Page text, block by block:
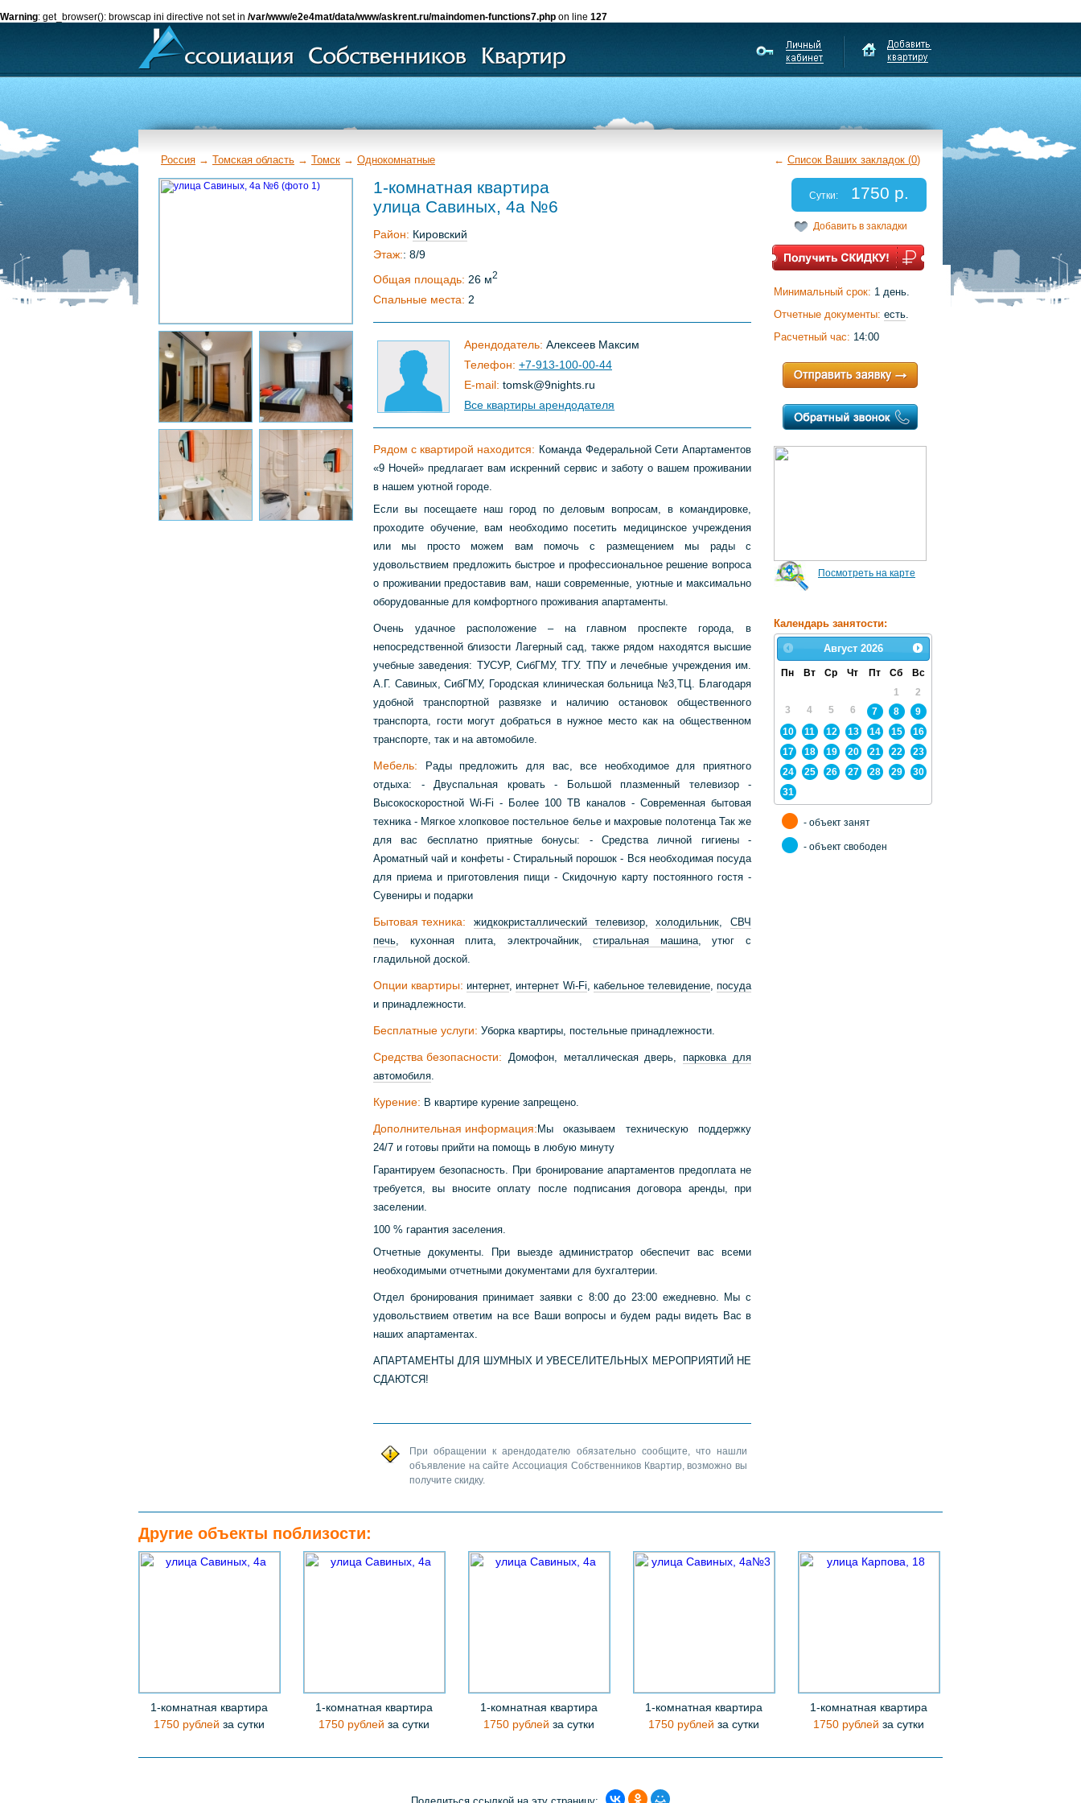
Warning: get_browser(): browscap ini directive not set in /var/www/e2e4mat/data/www/askrent.ru/maindomen-functions7.php on line 127
Россия → Томская область → Томск → Однокомнатные ← Список Ваших закладок (0)
1-комнатная квартира
улица Савиных, 4а №6
Район: Кировский
Этаж:: 8/9
Общая площадь: 26 м2
Спальные места: 2
Арендодатель: Алексеев Максим
Телефон: +7-913-100-00-44
E-mail: tomsk@9nights ru
Все квартиры арендодателя
Рядом с квартирой находится: Команда Федеральной Сети Апартаментов
«9 Ночей» предлагает вам искренний сервис и заботу о вашем проживании
в нашем уютной городе.
Если вы посещаете наш город по деловым вопросам, в командировке,
проходите обучение, вам необходимо посетить медицинское учреждения
или мы просто можем вам помочь с размещением мы рады с
удовольствием предложить быстрое и профессиональное решение вопроса
о проживании предоставив вам, наши современные, уютные и максимально
оборудованные для комфортного проживания апартаменты.
Очень удачное расположение – на главном проспекте города, в
непосредственной близости Лагерный сад, также рядом находятся высшие
учебные заведения: ТУСУР, СибГМУ, ТГУ. ТПУ и лечебные учреждения им.
А.Г. Савиных, СибГМУ, Городская клиническая больница №3,ТЦ. Благодаря
удобной транспортной развязке и наличию остановок общественного
транспорта, гости могут добраться в нужное место как на общественном
транспорте, так и на автомобиле.
Мебель: Рады предложить для вас, все необходимое для приятного
отдыха: - Двуспальная кровать - Большой плазменный телевизор -
Высокоскоростной Wi-Fi - Более 100 ТВ каналов - Современная бытовая
техника - Мягкое хлопковое постельное белье и махровые полотенца Так же
для вас бесплатно приятные бонусы: - Средства личной гигиены -
Ароматный чай и конфеты - Стиральный порошок - Вся необходимая посуда
для приема и приготовления пищи - Скидочную карту постоянного гостя -
Сувениры и подарки
Бытовая техника: жидкокристаллический телевизор,холодильник
СВЧ
печь , кухонная плита, электрочайник,стиральная машина, утюг с
гладильной доской.
Опции квартиры: интернет,интернет Wi-Fi кабельное телевидение,посуда
и принадлежности.
Бесплатные услуги: Уборка квартиры, постельные принадлежности.
Средства безопасности: Домофон, металлическая дверь,парковка для
автомобиля
Курение: В квартире курение запрещено.
Дополнительная информация:Мы оказываем техническую поддержку
24/7 и готовы прийти на помощь в любую минуту
Гарантируем безопасность. При бронирование апартаментов предоплата не
требуется, вы вносите оплату после подписания договора аренды, при
заселении.
100 % гарантия заселения.
Отчетные документы. При выезде администратор обеспечит вас всеми
необходимыми отчетными документами для бухгалтерии.
Отдел бронирования принимает заявки с 8:00 до 23:00 ежедневно. Мы с
удовольствием ответим на все Ваши вопросы и будем рады видеть Вас в
наших апартаментах.
АПАРТАМЕНТЫ ДЛЯ ШУМНЫХ И УВЕСЕЛИТЕЛЬНЫХ МЕРОПРИЯТИЙ НЕ
СДАЮТСЯ!
При обращении к арендодателю обязательно сообщите, что нашли
объявление на сайте Ассоциация Собственников Квартир, возможно вы
получите скидку.
Сутки: 1750 р.
Добавить в закладки
Минимальный срок: 1 день.
Отчетные документы: есть.
Расчетный час: 14:00
Посмотреть на карте
Календарь занятости:
Август 2026
Пн Вт Ср Чт Пт Сб
Вс
1
2
3
4 5 6 7 8
9
10
11 12 13 14 15
16
17
18 19 20 21 22
23
24
25 26 27 28 29
30
31
- объект занят
- объект свободен
Другие объекты поблизости:
1-комнатная квартира
1750 рублей за сутки
1-комнатная квартира
1750 рублей за сутки
1-комнатная квартира
1750 рублей за сутки
1-комнатная квартира
1750 рублей за сутки
1-комнатная квартира
1750 рублей за сутки